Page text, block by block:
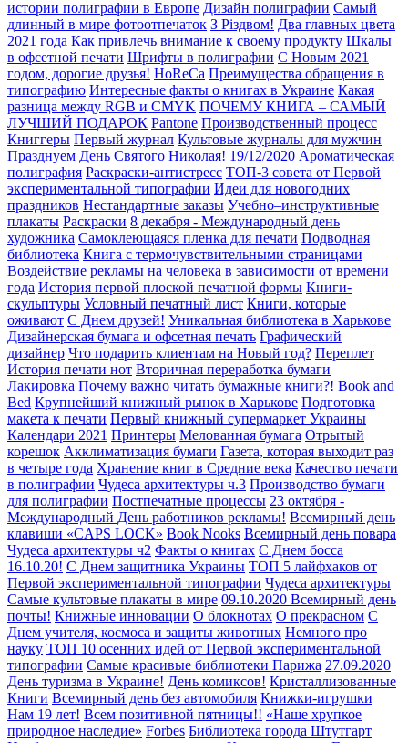
истории полиграфии в Европе Дизайн полиграфии Самый
длинный в мире фотоотпечаток З Різдвом! Два главных цвета
2021 года Как привлечь внимание к своему продукту Шкалы
в офсетной печати Шрифты в полиграфии С Новым 2021
годом, дорогие друзья! HoReCa Преимущества обращения в
типографию Интересные факты о книгах в Украине Какая
разница между RGB и CMYK ПОЧЕМУ КНИГА – САМЫЙ
ЛУЧШИЙ ПОДАРОК Pantone Производственный процесс
Книггеры Первый журнал Культовые журналы для мужчин
Празднуем День Святого Николая! 19/12/2020 Ароматическая
полиграфия Раскраски-антистресс ТОП-3 совета от Первой
экспериментальной типографии Идеи для новогодних
праздников Нестандартные заказы Учебно–инструктивные
плакаты Раскраски 8 декабря - Международный день
художника Самоклеющаяся пленка для печати Подводная
библиотека Книга с термочувствительными страницами
Воздействие рекламы на человека в зависимости от времени
года История первой плоской печатной формы Книги-
скульптуры Условный печатный лист Книги, которые
оживают С Днем друзей! Уникальная библиотека в Харькове
Дизайнерская бумага и офсетная печать Графический
дизайнер Что подарить клиентам на Новый год? Переплет
История печати нот Вторичная переработка бумаги
Лакировка Почему важно читать бумажные книги?! Book and
Bed Крупнейший книжный рынок в Харькове Подготовка
макета к печати Первый книжный супермаркет Украины
Календари 2021 Принтеры Мелованная бумага Отрытый
корешок Акклиматизация бумаги Газета, которая выходит раз
в четыре года Хранение книг в Средние века Качество печати
в полиграфии Чудеса архитектуры ч.3 Производство бумаги
для полиграфии Постпечатные процессы 23 октября -
Международный День работников рекламы! Всемирный день
клавиши «CAPS LOCK» Book Nooks Всемирный день повара
Чудеса архитектуры ч2 Факты о книгах С Днем босса
16.10.20! С Днем защитника Украины ТОП 5 лайфхаков от
Первой экспериментальной типографии Чудеса архитектуры
Самые культовые плакаты в мире 09.10.2020 Всемирный день
почты! Книжные инновации О блокнотах О прекрасном С
Днем учителя, космоса и защиты животных Немного про
науку ТОП 10 осенних идей от Первой экспериментальной
типографии Самые красивые библиотеки Парижа 27.09.2020
День туризма в Украине! День комиксов! Кристаллизованные
Книги Всемирный день без автомобиля Книжки-игрушки
Нам 19 лет! Всем позитивной пятницы!! «Наше хрупкое
природное наследие» Forbes Библиотека города Штутгарт